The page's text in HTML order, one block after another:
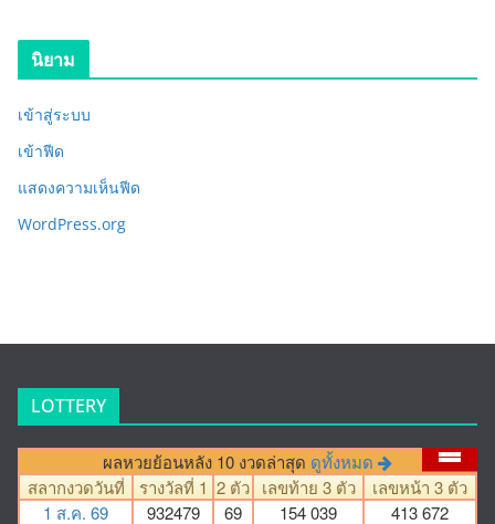
นิยาม
เข้าสู่ระบบ
เข้าฟีด
แสดงความเห็นฟีด
WordPress.org
LOTTERY